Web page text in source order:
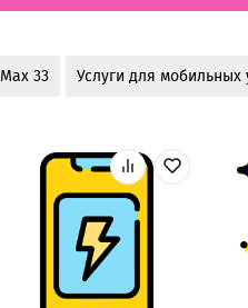
33 Услуги для мобильных